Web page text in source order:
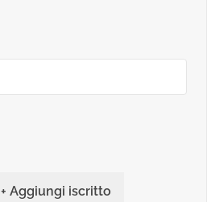
+ Aggiungi iscritto